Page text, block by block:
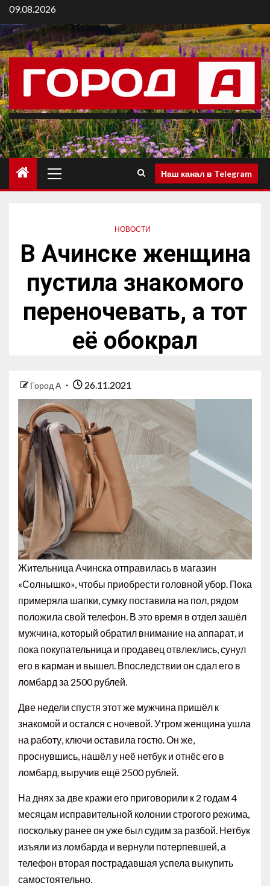
09.08.2026
Наш канал в Telegram
НОВОСТИ
В Ачинске женщина
пустила знакомого
переночевать, а тот
её обокрал
Город А 26.11.2021
Жительница Ачинска отправилась в магазин
«Солнышко», чтобы приобрести головной убор. Пока
примеряла шапки, сумку поставила на пол, рядом
положила свой телефон. В это время в отдел зашёл
мужчина, который обратил внимание на аппарат, и
пока покупательница и продавец отвлеклись, сунул
его в карман и вышел. Впоследствии он сдал его в
ломбард за 2500 рублей.
Две недели спустя этот же мужчина пришёл к
знакомой и остался с ночевой. Утром женщина ушла
на работу, ключи оставила гостю. Он же,
проснувшись, нашёл у неё нетбук и отнёс его в
ломбард, выручив ещё 2500 рублей.
На днях за две кражи его приговорили к 2 годам 4
месяцам исправительной колонии строгого режима,
поскольку ранее он уже был судим за разбой. Нетбук
изъяли из ломбарда и вернули потерпевшей, а
телефон вторая пострадавшая успела выкупить
самостоятельно.